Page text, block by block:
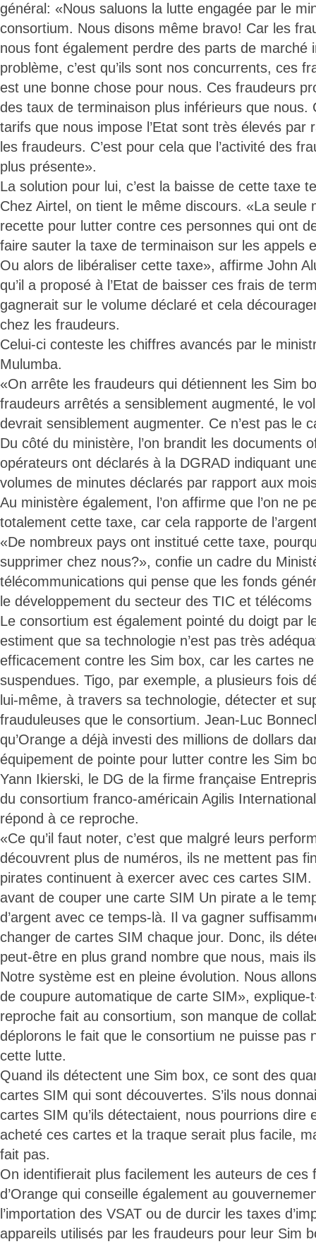
général: «Nous saluons la lutte engagée par le
consortium. Nous disons même bravo! Car les
nous font également perdre des parts de marché
problème, c’est qu’ils sont nos concurrents, ces
est une bonne chose pour nous. Ces fraudeurs
des taux de terminaison plus inférieurs que nous.
tarifs que nous impose l’Etat sont très élevés par
les fraudeurs. C’est pour cela que l’activité des
plus présente».
La solution pour lui, c’est la baisse de cette taxe
Chez Airtel, on tient le même discours. «La seule
recette pour lutter contre ces personnes qui ont
faire sauter la taxe de terminaison sur les appels
Ou alors de libéraliser cette taxe», affirme John
qu’il a proposé à l’Etat de baisser ces frais de
gagnerait sur le volume déclaré et cela
chez les fraudeurs.
Celui-ci conteste les chiffres avancés par le
Mulumba.
«On arrête les fraudeurs qui détiennent les Sim
fraudeurs arrêtés a sensiblement augmenté, le
devrait sensiblement augmenter. Ce n’est pas le
Du côté du ministère, l’on brandit les documents
opérateurs ont déclarés à la DGRAD indiquant
volumes de minutes déclarés par rapport aux
Au ministère également, l’on affirme que l’on ne
totalement cette taxe, car cela rapporte de
«De nombreux pays ont institué cette taxe,
supprimer chez nous?», confie un cadre du
télécommunications qui pense que les fonds
le développement du secteur des TIC et télécoms
Le consortium est également pointé du doigt par
estiment que sa technologie n’est pas très
efficacement contre les Sim box, car les cartes
suspendues. Tigo, par exemple, a plusieurs fois
lui-même, à travers sa technologie, détecter et
frauduleuses que le consortium. Jean-Luc
qu’Orange a déjà investi des millions de dollars
équipement de pointe pour lutter contre les Sim
Yann Ikierski, le DG de la firme française
du consortium franco-américain Agilis
répond à ce reproche.
«Ce qu’il faut noter, c’est que malgré leurs
découvrent plus de numéros, ils ne mettent pas
pirates continuent à exercer avec ces cartes
avant de couper une carte SIM Un pirate a le
d’argent avec ce temps-là. Il va gagner
changer de cartes SIM chaque jour. Donc, ils
peut-être en plus grand nombre que nous, mais ils
Notre système est en pleine évolution. Nous
de coupure automatique de carte SIM», explique-
reproche fait au consortium, son manque de
déplorons le fait que le consortium ne puisse pas
cette lutte.
Quand ils détectent une Sim box, ce sont des
cartes SIM qui sont découvertes. S’ils nous
cartes SIM qu’ils détectaient, nous pourrions dire
acheté ces cartes et la traque serait plus facile,
fait pas.
On identifierait plus facilement les auteurs de ces
d’Orange qui conseille également au
l’importation des VSAT ou de durcir les taxes
appareils utilisés par les fraudeurs pour leur Sim